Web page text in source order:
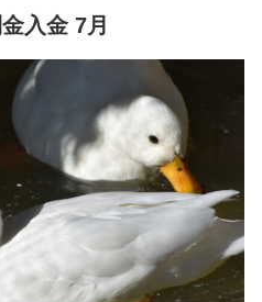
入金 7月